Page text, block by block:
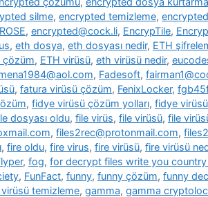
silme, encrypted temizleme,
, encrypted@cock.li, EncrypTile,
, eth dosya, eth dosyası nedir, ETH
çözüm, ETH virüsü, eth virüsü nedir,
, Fadesoft,
, fatura virüsü çözüm, FenixLocker,
, fidye virüsü çözüm yolları, fidye
dosyası oldu, file virüs, file virüsü, file
, files2rec@protonmail.com,
, fire oldu, fire virus, fire virüsü, fire virüsü
, fog, for decrypt files write you
, FunFact, funny, funny çözüm, funny
temizleme, gamma, gamma